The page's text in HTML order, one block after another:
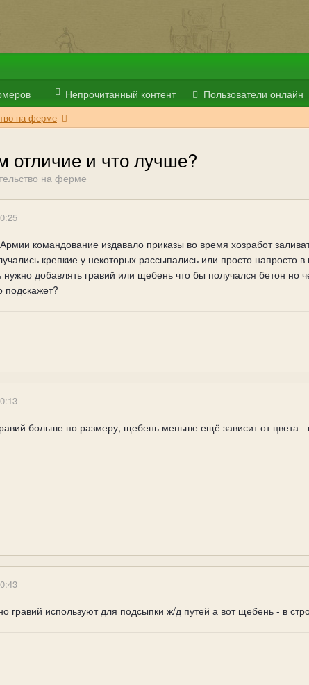
Непрочитанный контент Пользователи онлайн
на ферме
отличие и что лучше?
на ферме
командование издавало приказы во время хозработ
крепкие у некоторых рассыпались или просто напросто
добавлять гравий или щебень что бы получался бетон но
подскажет?
больше по размеру, щебень меньше ещё зависит от цвета -
гравий используют для подсыпки ж/д путей а вот щебень - в